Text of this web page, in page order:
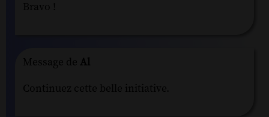
Bravo !
Message de Al
Continuez cette belle initiative.